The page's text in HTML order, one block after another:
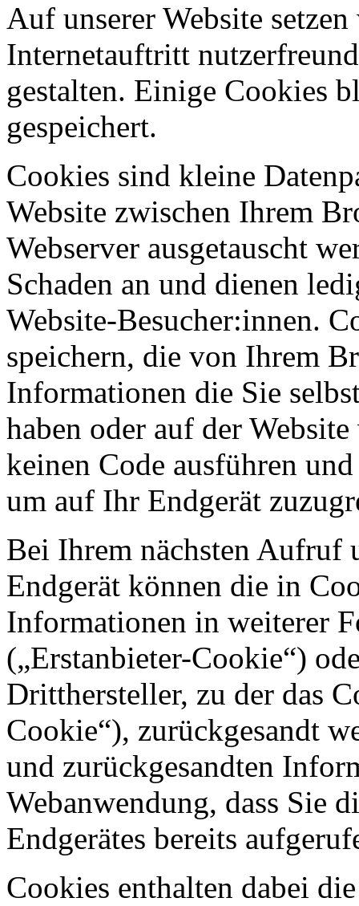
Auf unserer Website
Internetauftritt
gestalten. Einige Cookies
gespeichert.
Cookies sind kleine
Website zwischen Ihrem
Webserver ausgetauscht
Schaden an und dienen
Website-Besucher:innen.
speichern, die von Ihrem
Informationen die Sie
haben oder auf der
keinen Code ausführen
um auf Ihr Endgerät
Bei Ihrem nächsten Aufruf
Endgerät können die in
Informationen in weiterer
(„Erstanbieter-Cookie“)
Dritthersteller, zu der das
Cookie“), zurückgesandt
und zurückgesandten
Webanwendung, dass Sie
Endgerätes bereits
Cookies enthalten dabei